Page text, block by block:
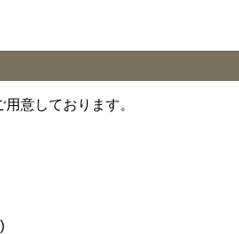
意しております。